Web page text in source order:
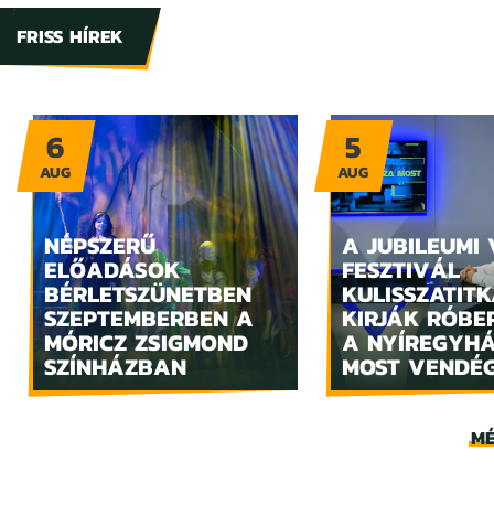
FRISS HÍREK
NÉPSZERŰ
ELŐADÁSOK
BÉRLETSZÜNETBEN
SZEPTEMBERBEN A
MÓRICZ ZSIGMOND
SZÍNHÁZBAN
6
AUG
A JUBILEUMI
FESZTIVÁL
KIRJÁK
A
MOST
5
AUG